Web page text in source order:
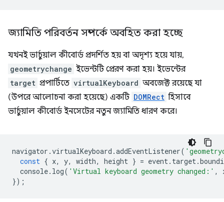
জ্যামিতি পরিবর্তন সম্পর্কে অবহিত করা হচ্ছে
যখনই ভার্চুয়াল কীবোর্ড প্রদর্শিত হয় বা অদৃশ্য হয়ে যায়,
geometrychange ইভেন্টটি প্রেরণ করা হয়। ইভেন্টের
target প্রপার্টিতে virtualKeyboard অবজেক্ট রয়েছে যা
(উপরে আলোচনা করা হয়েছে) একটি DOMRect হিসাবে
ভার্চুয়াল কীবোর্ড ইনসেটের নতুন জ্যামিতি ধারণ করে।
navigator .virtualKeyboard .addEventListener(
const { x, y, width, height } = event. target.
console. log( 'Virtual keyboard geometry changed:' ,
});